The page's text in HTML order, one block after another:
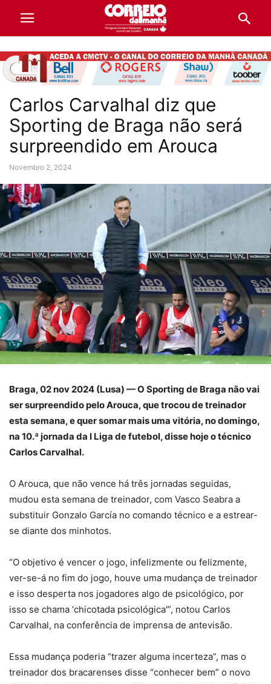
Carlos Carvalhal diz que
Sporting de Braga não será
surpreendido em Arouca
Novembro 2, 2024
Braga, 02 nov 2024 (Lusa) — O Sporting de Braga não vai
ser surpreendido pelo Arouca, que trocou de treinador
esta semana, e quer somar mais uma vitória, no domingo,
na 10.ª jornada da I Liga de futebol, disse hoje o técnico
Carlos Carvalhal.
O Arouca, que não vence há três jornadas seguidas,
mudou esta semana de treinador, com Vasco Seabra a
substituir Gonzalo García no comando técnico e a estrear-
se diante dos minhotos.
“O objetivo é vencer o jogo, infelizmente ou felizmente,
ver-se-á no fim do jogo, houve uma mudança de treinador
e isso desperta nos jogadores algo de psicológico, por
isso se chama ‘chicotada psicológica'”, notou Carlos
Carvalhal, na conferência de imprensa de antevisão.
Essa mudança poderia “trazer alguma incerteza”, mas o
treinador dos bracarenses disse “conhecer bem” o novo